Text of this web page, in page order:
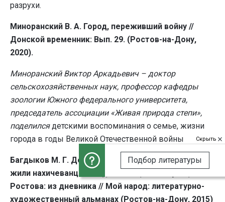
разрухи.
Миноранский В. А. Город, переживший войну //
Донской временник: Вып. 29. (Ростов-на-Дону,
2020).
Миноранский Виктор Аркадьевич – доктор
сельскохозяйственных наук, профессор кафедры
зоологии Южного федерального университета,
председатель ассоциации «Живая природа степи»,
поделилсядетскими воспоминания о семье, жизни
города в годы Великой Отечественной войны
Багдыков М. Г. Детские впечатления о том, как
жили нахичеванцы в годы немецкой оккупации
Ростова: из дневника // Мой народ: литературно-
художественный альманах (Ростов-на-Дону, 2015)
Скрыть
Подбор литературы